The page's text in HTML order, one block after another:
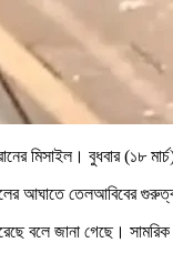
মিসাইল। বুধবার (১৮
আঘাতে তেলআবিবের
বলে জানা গেছে।